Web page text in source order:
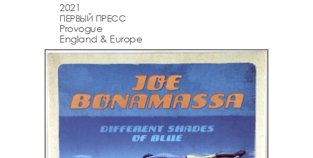
2021
ПЕРВЫЙ ПРЕСС
Provogue
England & Europe